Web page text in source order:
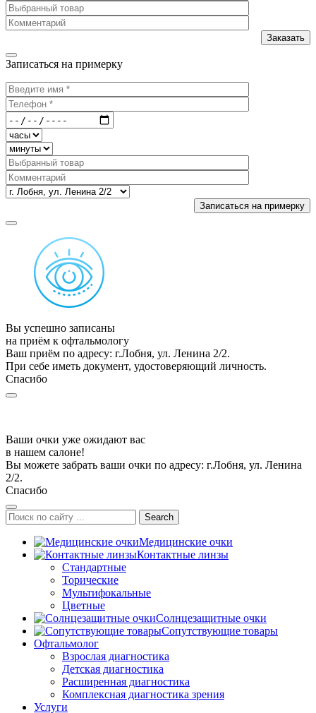
Записаться на примерку
Вы успешно записаны
на приём к офтальмологу
Ваш приём по адресу: г.Лобня, ул. Ленина 2/2.
При себе иметь документ, удостоверяющий личность.
Спасибо
Ваши очки уже ожидают вас
в нашем салоне!
Вы можете забрать ваши очки по адресу: г.Лобня, ул. Ленина
2/2.
Спасибо
Search
Медицинские очки
Контактные линзы
Стандартные
Торические
Мультифокальные
Цветные
Солнцезащитные очки
Сопутствующие товары
Офтальмолог
Взрослая диагностика
Детская диагностика
Расширенная диагностика
Комплексная диагностика зрения
Услуги